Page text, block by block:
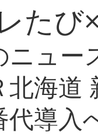
たび
ニュー
北海道
代導入